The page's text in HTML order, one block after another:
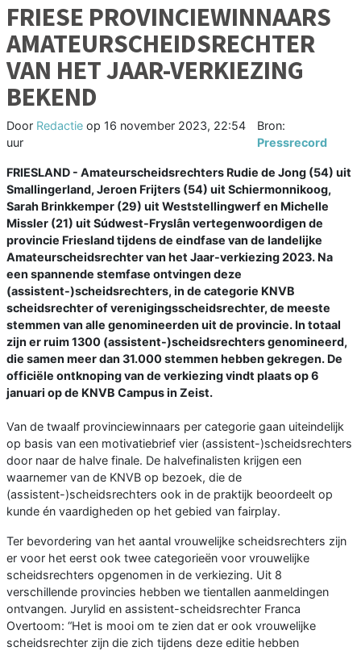
FRIESE PROVINCIEWINNAARS
AMATEURSCHEIDSRECHTER
VAN HET JAAR-VERKIEZING
BEKEND
Door Redactie op 16 november 2023, 22:54
uur
Bron:
Pressrecord
FRIESLAND - Amateurscheidsrechters Rudie de Jong (54) uit
Smallingerland, Jeroen Frijters (54) uit Schiermonnikoog,
Sarah Brinkkemper (29) uit Weststellingwerf en Michelle
Missler (21) uit Súdwest-Fryslân vertegenwoordigen de
provincie Friesland tijdens de eindfase van de landelijke
Amateurscheidsrechter van het Jaar-verkiezing 2023. Na
een spannende stemfase ontvingen deze
(assistent-)scheidsrechters, in de categorie KNVB
scheidsrechter of verenigingsscheidsrechter, de meeste
stemmen van alle genomineerden uit de provincie. In totaal
zijn er ruim 1300 (assistent-)scheidsrechters genomineerd,
die samen meer dan 31.000 stemmen hebben gekregen. De
officiële ontknoping van de verkiezing vindt plaats op 6
januari op de KNVB Campus in Zeist.
Van de twaalf provinciewinnaars per categorie gaan uiteindelijk
op basis van een motivatiebrief vier (assistent-)scheidsrechters
door naar de halve finale. De halvefinalisten krijgen een
waarnemer van de KNVB op bezoek, die de
(assistent-)scheidsrechters ook in de praktijk beoordeelt op
kunde én vaardigheden op het gebied van fairplay.
Ter bevordering van het aantal vrouwelijke scheidsrechters zijn
er voor het eerst ook twee categorieën voor vrouwelijke
scheidsrechters opgenomen in de verkiezing. Uit 8
verschillende provincies hebben we tientallen aanmeldingen
ontvangen. Jurylid en assistent-scheidsrechter Franca
Overtoom: “Het is mooi om te zien dat er ook vrouwelijke
scheidsrechter zijn die zich tijdens deze editie hebben